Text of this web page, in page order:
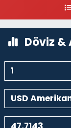
Döviz &